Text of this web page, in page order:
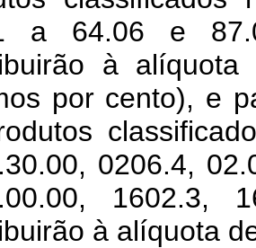
a 64.06 e
à
por cento), e
0206.4,
1602.3,
à alíquota